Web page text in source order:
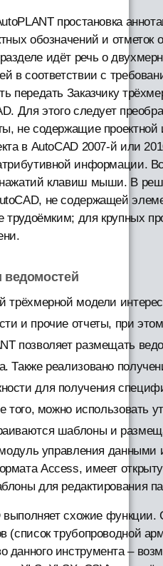
простановка
обозначений и
идёт речь о
в соответствии с
передать Заказчику
Для этого следует
не содержащие
в AutoCAD 2007-й или
информации.
клавиш мыши. В
не содержащей
трудоёмким; для крупных
ведомостей
трёхмерной модели
и прочие отчеты, при этом
позволяет размещать
Также реализовано
для получения
того, можно
шаблоны и
управления
Access, имеет
для редактирования
выполняет схожие
(список трубопроводной
инструмента –